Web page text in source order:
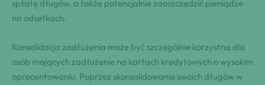
spłatę długów, a także potencjalnie zaoszczędzić pieniądze
na odsetkach.
Konsolidacja zadłużenia może być szczególnie korzystna dla
osób mających zadłużenie na kartach kredytowych o wysokim
oprocentowaniu. Poprzez skonsolidowanie swoich długów w